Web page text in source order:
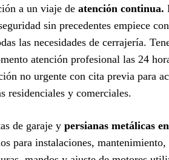
a un viaje de atención continua.
sin precedentes empiece
las necesidades de cerrajería.
atención profesional las 24
no urgente con cita previa para
residenciales y comerciales.
de garaje y persianas metálicas
para instalaciones,